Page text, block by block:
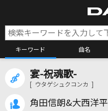
キーワード 曲名
宴-祝魂歌-
[ ウタゲシュクコンカ ]
角田信朗&大西洋平